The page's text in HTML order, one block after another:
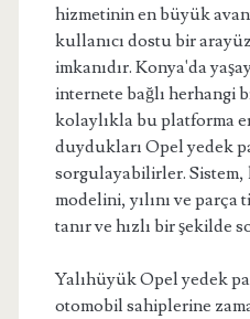
hizmetinin en büyük
kullanıcı dostu bir
imkanıdır. Konya'da
internete bağlı herhangi
kolaylıkla bu platforma
duydukları Opel yedek
sorgulayabilirler. Sistem,
modelini, yılını ve
tanır ve hızlı bir şekilde
Yalıhüyük Opel yedek
otomobil sahiplerine